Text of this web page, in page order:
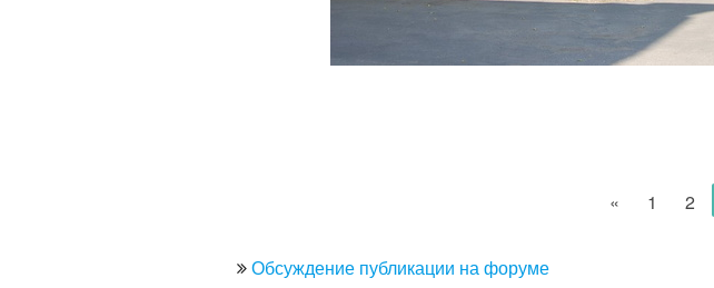
« 1 2
Обсуждение публикации на форуме